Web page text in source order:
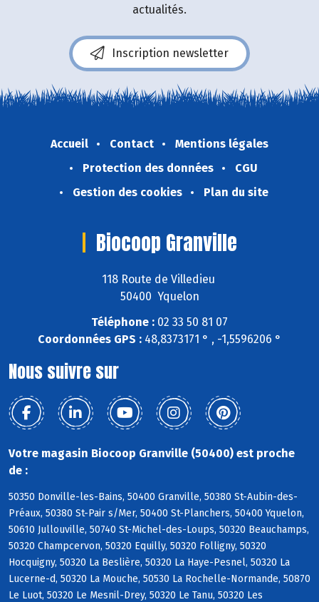
actualités.
Inscription newsletter
Accueil Contact
Mentions légales
Protection des données
CGU
Gestion des cookies
Plan du site
Biocoop Granville
118 Route de Villedieu
50400 Yquelon
Téléphone : 02 33 50 81 07
Coordonnées GPS : 48,8373171 ° , -1,5596206 °
Nous suivre sur
Votre magasin Biocoop Granville (50400) est proche
de :
50350 Donville-les-Bains, 50400 Granville, 50380 St-Aubin-des-
Préaux, 50380 St-Pair s/Mer, 50400 St-Planchers, 50400 Yquelon,
50610 Jullouville, 50740 St-Michel-des-Loups, 50320 Beauchamps,
50320 Champcervon, 50320 Equilly, 50320 Folligny, 50320
Hocquigny, 50320 La Beslière, 50320 La Haye-Pesnel, 50320 La
Lucerne-d, 50320 La Mouche, 50530 La Rochelle-Normande, 50870
Le Luot, 50320 Le Mesnil-Drey, 50320 Le Tanu, 50320 Les